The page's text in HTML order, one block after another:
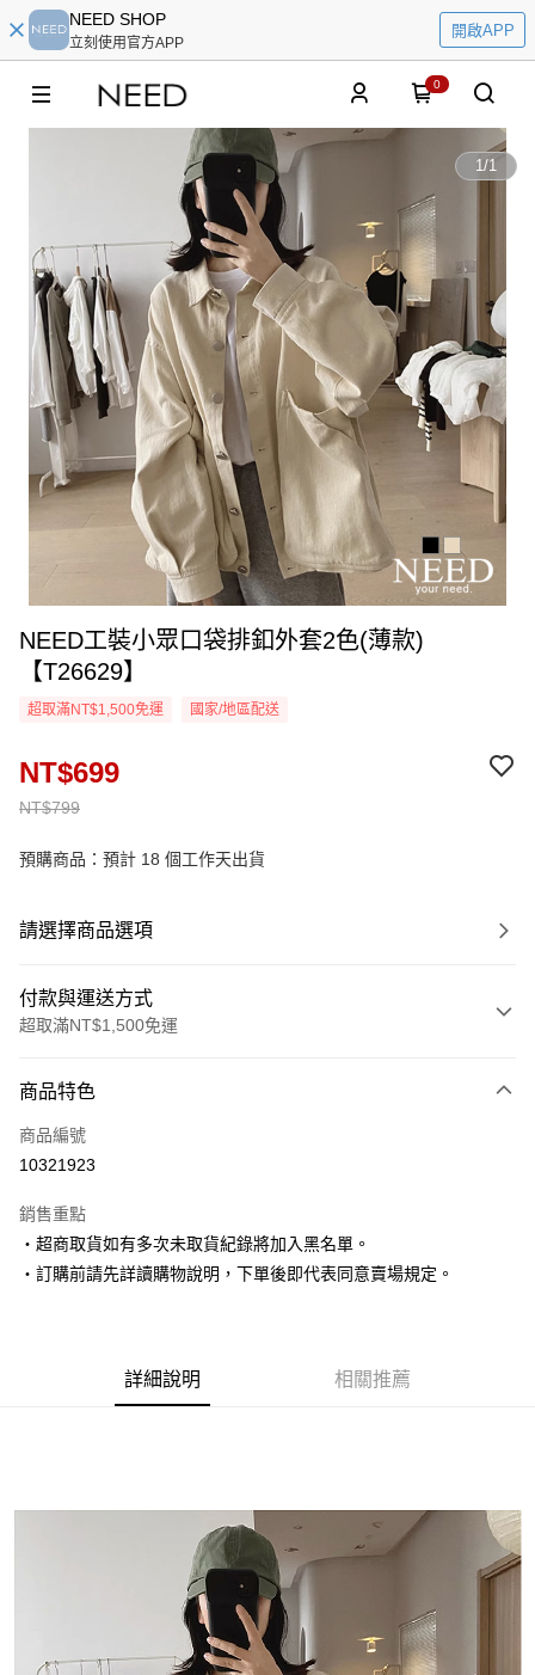
NEED SHOP
立刻使用官方APP
開啟APP
0
1/1
NEED工裝小眾口袋排釦外套2色(薄款)
【T26629】
超取滿NT$1,500免運 國家/地區配送
NT$799
NT$699
預購商品：預計 18 個工作天出貨
請選擇商品選項
付款與運送方式
超取滿NT$1,500免運
信用卡一次付款
超商取貨付款
Apple Pay
街口支付
便利好安心！
１．簡單：不需註冊會員、不需綁卡、不需儲值。
２．便利：只要手機號碼，簡訊認證，即可結帳。
３．安心：先確認商品／服務後，再付款。
【「AFTEE先享後付」結帳流程】
１．於結帳方式選擇「AFTEE先享後付」後，將跳轉至「AFTEE先享後付」
結帳頁面，進行簡訊認證並確認金額後，即可完成結帳。
每筆NT$80，滿NT$1,500(含以上)免運費
付款後全家取貨
商品特色
商品編號
10321923
銷售重點
‧超商取貨如有多次未取貨紀錄將加入黑名單。
‧訂購前請先詳讀購物說明，下單後即代表同意賣場規定。
詳細說明 相關推薦